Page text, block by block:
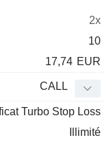
2x
10
17,74 EUR
CALL
Turbo Stop Loss
Illimité